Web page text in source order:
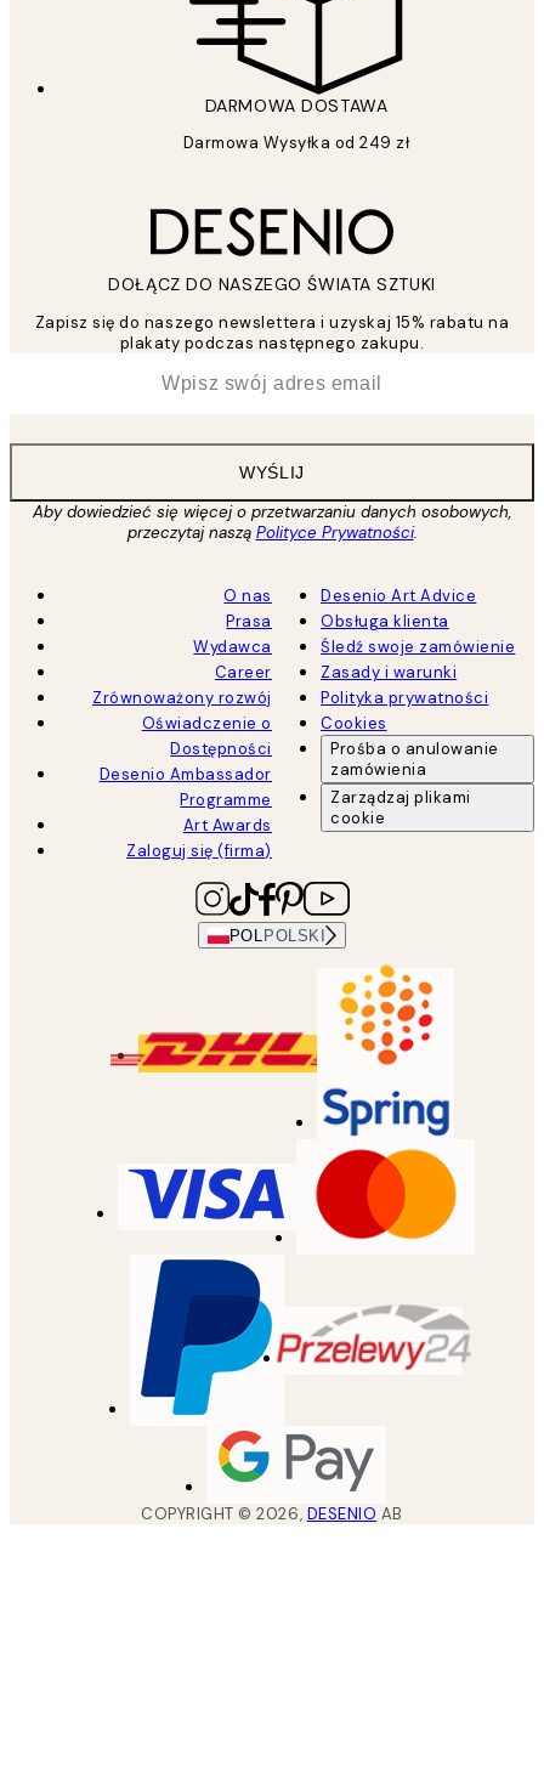
DARMOWA DOSTAWA
Darmowa Wysyłka od 249 zł
DOŁĄCZ DO NASZEGO ŚWIATA SZTUKI
Zapisz się do naszego newslettera i uzyskaj 15% rabatu na
plakaty podczas następnego zakupu.
WYŚLIJ
Aby dowiedzieć się więcej o przetwarzaniu danych osobowych,
przeczytaj naszą Polityce Prywatności.
O nas
Prasa
Wydawca
Career
Zrównoważony rozwój
Oświadczenie o
Dostępności
Desenio Ambassador
Programme
Art Awards
Zaloguj się (firma)
Desenio Art Advice
Obsługa klienta
Śledź swoje zamówienie
Zasady i warunki
Polityka prywatności
Cookies
Prośba o anulowanie
zamówienia
Zarządzaj plikami
cookie
POL POLSKI
COPYRIGHT ©2026, DESENIO AB